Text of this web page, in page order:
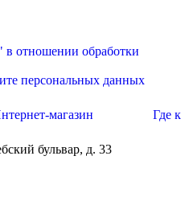
обработки
персональных данных
магазин
Где
бульвар, д. 33